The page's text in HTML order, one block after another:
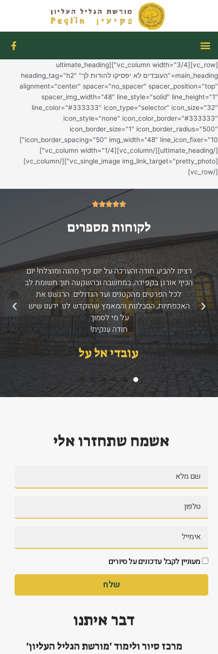
תפריט
F
a
c
[vc_row][vc_column width="3/4"][ultimate_heading
main_heading="העובדים לא יפסיקו להודות לך" heading_tag="h2"
alignment="center" spacer="no_spacer" spacer_position="top"
spacer_img_width="48" line_style="solid" line_height="1"
line_color="#333333" icon_type="selector" icon_size="32"
icon_style="none" icon_color_border="#333333"
icon_border_size="1" icon_border_radius="500"
icon_border_spacing="50" img_width="48" line_icon_fixer="10"]
[/ultimate_heading][/vc_column][vc_column width="1/4"]
[vc_single_image img_link_target="pretty_photo"][/vc_column]
[/vc_row]





5/5
לקוחות מספרים
רצינו להביע תודה והערכה על יום כיף מהנה ומוצלח! יום
הכיף אורגן בקפידה, במחשבה ובהשקעה תוך תשומת לב
לכל הפרטים מהקטנים ועד הגדולים. הרגשנו את
האכפתיות, הסבלנות והמאמץ שהוקדש לנו. ידענו שיש
על מי לסמוך.
תודה ענקית!
עובדי אל על
הקודם הבא
אשמח שתחזרו אלי
מעוניין לקבל עדכונים על סיורים
שלח
דבר איתנו
מרכז סיור ולימוד 'מורשת הגליל העליון'